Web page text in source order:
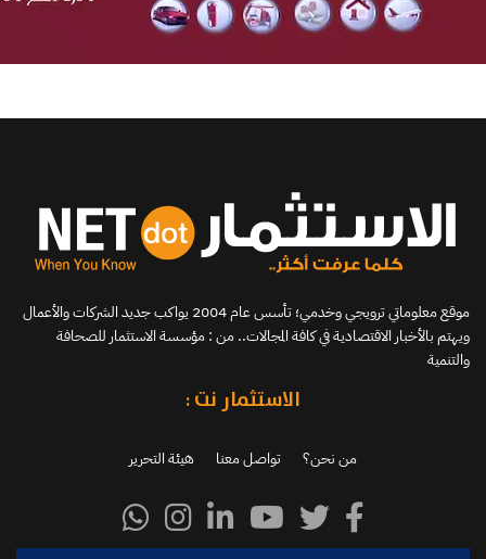
موقع معلوماتي ترويجي وخدمي؛ تأسس عام 2004 يواكب جديد الشركات والأعمال
ويهتم بالأخبار الاقتصادية في كافة المجالات.. من : مؤسسة الاستثمار للصحافة
والتنمية
الاستثمار نت :
من نحن؟ تواصل معنا هيئة التحرير